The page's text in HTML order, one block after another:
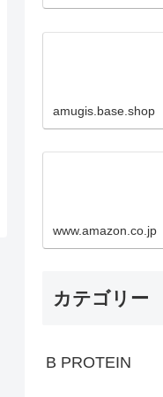
amugis.base.shop
www.amazon.co.jp
カテゴリー
B PROTEIN